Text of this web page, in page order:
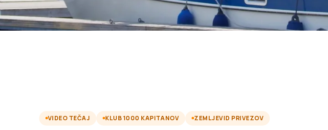
VIDEO TEČAJ KLUB 1000 KAPITANOV ZEMLJEVID PRIVEZOV